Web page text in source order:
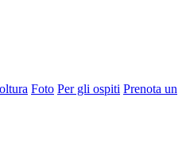
Foto Per gli ospiti Prenota un